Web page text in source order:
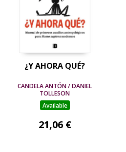
¿Y AHORA QUÉ?
CANDELA ANTÓN / DANIEL
TOLLESON
Available
21,06 €